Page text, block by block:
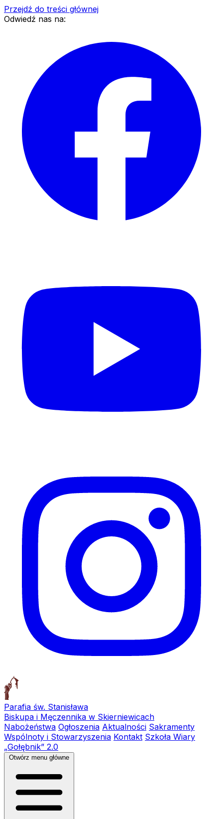
Przejdź do treści głównej
Odwiedź nas na:
Parafia św. Stanisława
Biskupa i Męczennika w Skierniewicach
Nabożeństwa Ogłoszenia Aktualności Sakramenty
Wspólnoty i Stowarzyszenia Kontakt Szkoła Wiary
„Gołębnik” 2.0
Otwórz menu główne